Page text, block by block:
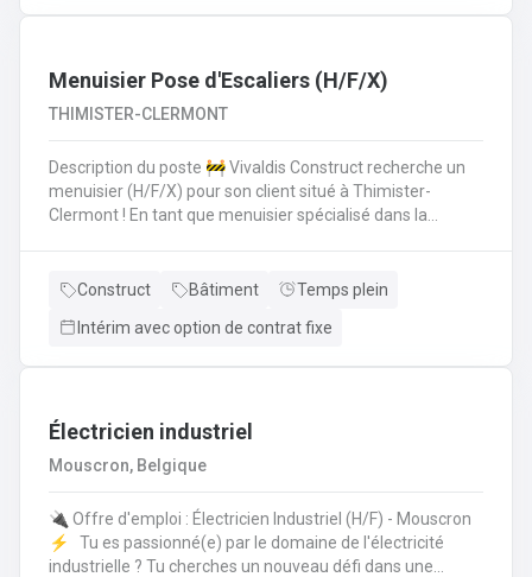
Menuisier Pose d'Escaliers (H/F/X)
THIMISTER-CLERMONT
Description du poste 🚧 Vivaldis Construct recherche un
menuisier (H/F/X) pour son client situé à Thimister-
Clermont ! En tant que menuisier spécialisé dans la
escaliers dans divers types de bâtimentsAssurer un
équipe de trois ouvriers 💪 Avantages de la CP124 ✍️ Un
Construct Bâtiment
Temps plein
Intérim avec option de contrat fixe
Électricien industriel
Mouscron, Belgique
🔌 Offre d'emploi : Électricien Industriel (H/F) - Mouscron
⚡️ Tu es passionné(e) par le domaine de l'électricité
industrielle ? Tu cherches un nouveau défi dans une